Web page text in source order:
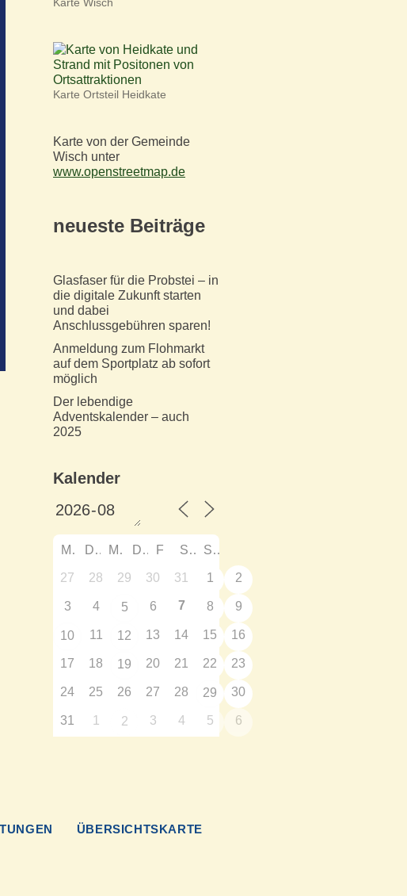
Karte Ortsteil Heidkate
Karte von der Gemeinde
Wisch unter
www.openstreetmap.de
neueste Beiträge
Glasfaser für die Probstei – in
die digitale Zukunft starten
und dabei
Anschlussgebühren sparen!
Anmeldung zum Flohmarkt
auf dem Sportplatz ab sofort
möglich
Der lebendige
Adventskalender – auch
2025
Kalender
M D M D F S S
27 28 29 30 31 1 2
3 4 5 6 7 8 9
10 11 12 13 14 15 16
17 18 19 20 21 22 23
24 25 26 27 28 29 30
31 1 2 3 4 5 6
ÜBERSICHTSKARTE